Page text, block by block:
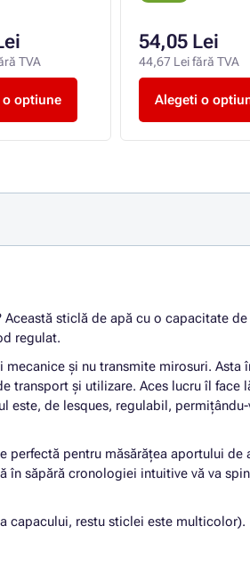
TVA
optiune
54,05 Lei
44,67 Lei fără TVA
Alegeti o
sticlă de apă cu o capacitate
regulat.
și nu transmite mirosuri. Asta
transport și utilizare. Aces lucru îl face
este, de lesques, regulabil, permițându-
pentru măsărățea aportului de
în săpără cronologiei intuitive vă va
capacului, restu sticlei este multicolor).